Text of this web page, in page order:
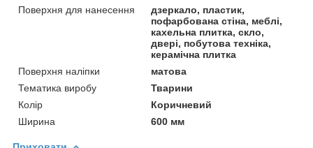
Поверхня для нанесення
дзеркало, пластик,
пофарбована стіна, меблі,
кахельна плитка, скло,
двері, побутова техніка,
керамічна плитка
Поверхня наліпки
матова
Тематика виробу
Тварини
Колір
Коричневий
Ширина
600 мм